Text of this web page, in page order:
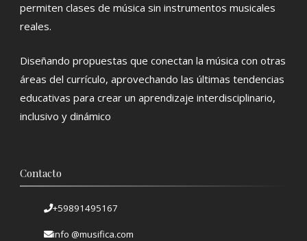
permiten clases de música sin instrumentos musicales
reales.
Diseñando propuestas que conectan la música con otras
áreas del currículo, aprovechando las últimas tendencias
educativas para crear un aprendizaje interdisciplinario,
inclusivo y dinámico
Contacto
+59891495167
info @musifica.com